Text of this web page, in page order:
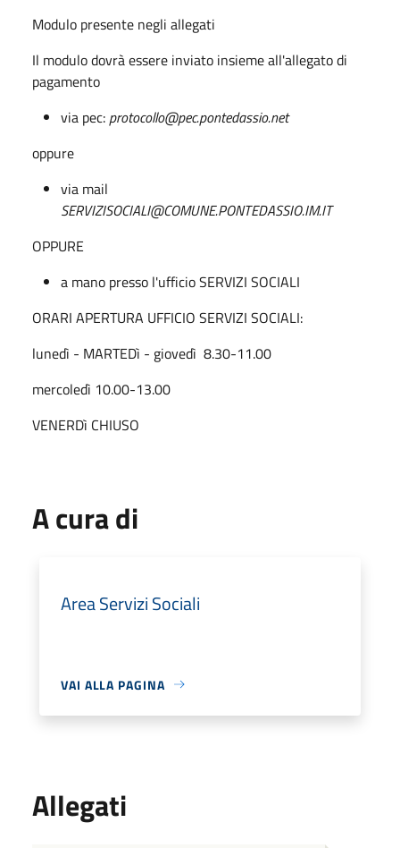
Modulo presente negli allegati
Il modulo dovrà essere inviato insieme all'allegato di
pagamento
via pec: protocollo@pec.pontedassio.net
oppure
via mail
SERVIZISOCIALI@COMUNE.PONTEDASSIO.IM.IT
OPPURE
a mano presso l'ufficio SERVIZI SOCIALI
ORARI APERTURA UFFICIO SERVIZI SOCIALI:
lunedì - MARTEDì - giovedì 8.30-11.00
mercoledì 10.00-13.00
VENERDì CHIUSO
A cura di
Area Servizi Sociali
VAI ALLA PAGINA
Allegati